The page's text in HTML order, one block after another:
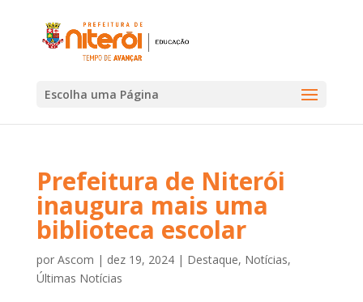
Escolha uma Página
Prefeitura de Niterói
inaugura mais uma
biblioteca escolar
por Ascom | dez 19, 2024| Destaque, Notícias,
Últimas Notícias